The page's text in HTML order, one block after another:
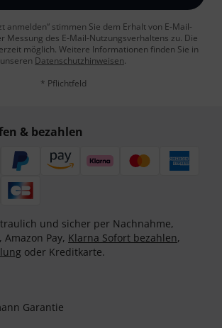
anmelden“ stimmen Sie dem Erhalt von E-Mail-
Messung des E-Mail-Nutzungsverhaltens zu. Die
möglich. Weitere Informationen finden Sie in
unseren Datenschutzhinweisen.
* Pflichtfeld
& bezahlen
und sicher per Nachnahme,
Amazon Pay, Klarna Sofort bezahlen,
oder Kreditkarte.
Garantie